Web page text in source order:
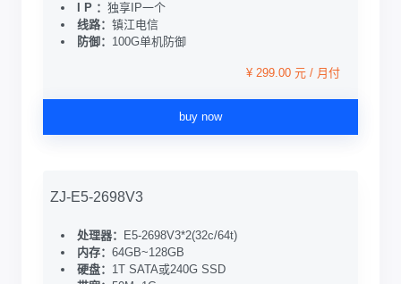
I P ： 独享IP一个
线路： 镇江电信
防御： 100G单机防御
¥ 299.00 元 / 月付
buy now
ZJ-E5-2698V3
处理器：
E5-2698V3*2(32c/64t)
内存： 64GB~128GB
硬盘： 1T SATA或240G SSD